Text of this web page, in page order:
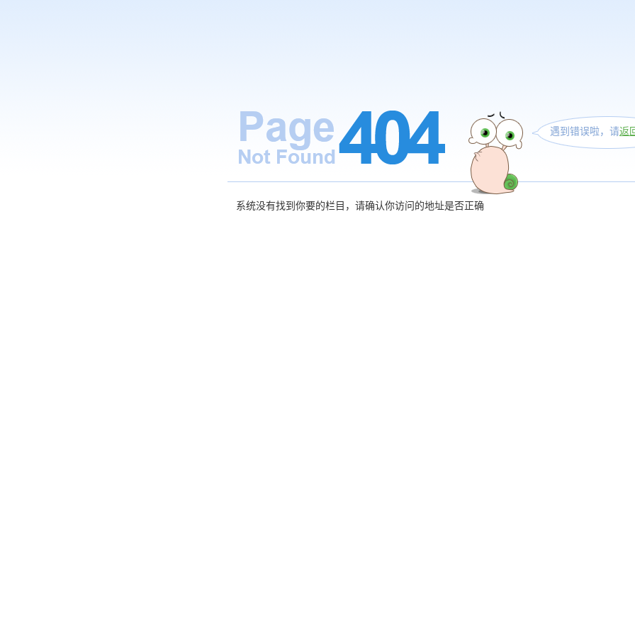
遇到错误啦，请返
系统没有找到你要的栏目，请确认你访问的地址是否正确